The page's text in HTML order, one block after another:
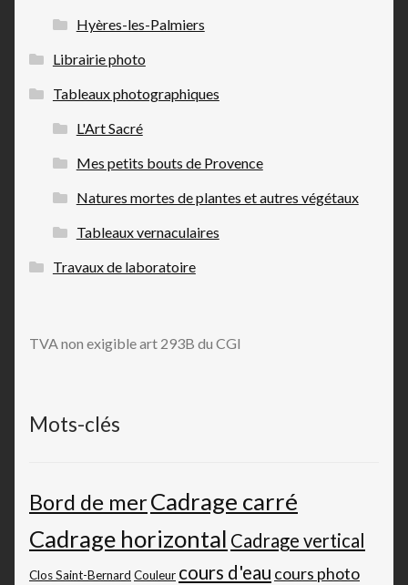
Hyères-les-Palmiers
Librairie photo
Tableaux photographiques
L'Art Sacré
Mes petits bouts de Provence
Natures mortes de plantes et autres végétaux
Tableaux vernaculaires
Travaux de laboratoire
TVA non exigible art 293B du CGI
Mots-clés
Bord de merCadrage carré
Cadrage horizontal Cadrage vertical
Clos Saint-Bernard Couleur cours d'eau cours photo